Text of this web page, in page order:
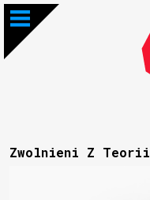
Zwolnieni Z Teorii